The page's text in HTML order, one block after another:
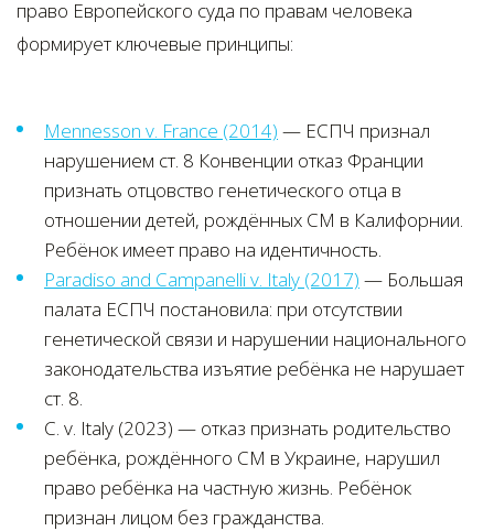
право Европейского суда по правам человека
формирует ключевые принципы:
Mennesson v. France (2014) — ЕСПЧ признал
нарушением ст. 8 Конвенции отказ Франции
признать отцовство генетического отца в
отношении детей, рождённых СМ в Калифорнии.
Ребёнок имеет право на идентичность.
Paradiso and Campanelli v. Italy (2017) — Большая
палата ЕСПЧ постановила: при отсутствии
генетической связи и нарушении национального
законодательства изъятие ребёнка не нарушает
ст. 8.
C. v. Italy (2023) — отказ признать родительство
ребёнка, рождённого СМ в Украине, нарушил
право ребёнка на частную жизнь. Ребёнок
признан лицом без гражданства.